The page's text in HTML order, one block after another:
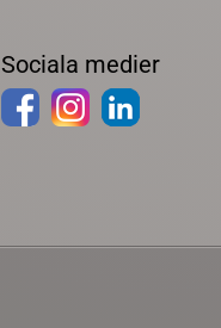
Sociala medier